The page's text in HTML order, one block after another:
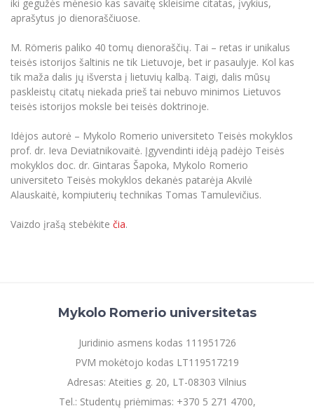
Universiteto teatras
Novikas)
MRU merginų choras
Neformaliuoju ir (ar) savišvietos būdu įgytų
kompetencijų vertinimas ir pripažinimas
Studijų organizavimas
Erasmus+ mobilumas praktikoms (SMP)
Partnerystės
Vilniaus Karaliaus Sedžiongo institutas
Frankofoniškų šalių studijų centras
Emocinė gerovė
Mokslo laboratorijos
Žmogaus, aplinkos ir technologijų (HET)
Doktorantūra
Projektai
Akademinė leidyba
Mokymų LAB
Mokslo naujienos
Kasmetiniai mokslo renginiai
Veiklos dokumentai
Akademinė etika
Darbas MRU
Universiteto simbolika
Atributika
Naujienos
Tarptautiškumas
Studentams
Partnerystės
Vilniaus Karaliaus Sedžiongo institutas
Frankofoniškų šalių studijų centras
Azijos centras
Vilniaus Karaliaus Sedžiongo institutas
Frankofoniškų šalių studijų centras
Darnus vystymasis
Viešai skelbiama informacija
Parama Ukrainai
Civilinė sauga
Korupcijos prevencija
Sūduvos akademija
Bakalauro studijos
Magistrantūros studijos
Vadovų MBA
Švietimo ir kultūros vadovų MPA
Papildomosios studijos
Pedagogų rengimas
Doktorantūros studijos
Profesinės bakalauro studijos
Privačių interesų deklaravimas
Studijų tvarkaraštis
Darbuotojų elektroninis paštas
Daugiafaktorinė autentifikacija universiteto
darbuotojams (MFA)
Mokslininkų profiliai "CRIS"
iki gegužės mėnesio kas savaitę skleisime citatas, įvykius,
aprašytus jo dienoraščiuose.
M. Römeris paliko 40 tomų dienoraščių. Tai – retas ir unikalus
teisės istorijos šaltinis ne tik Lietuvoje, bet ir pasaulyje. Kol kas
tik maža dalis jų išversta į lietuvių kalbą. Taigi, dalis mūsų
paskleistų citatų niekada prieš tai nebuvo minimos Lietuvos
teisės istorijos moksle bei teisės doktrinoje.
Idėjos autorė – Mykolo Romerio universiteto Teisės mokyklos
prof. dr. Ieva Deviatnikovaitė. Įgyvendinti idėją padėjo Teisės
mokyklos doc. dr. Gintaras Šapoka, Mykolo Romerio
universiteto Teisės mokyklos dekanės patarėja Akvilė
Alauskaitė, kompiuterių technikas Tomas Tamulevičius.
Vaizdo įrašą stebėkite čia.
Mykolo Romerio universitetas
Juridinio asmens kodas 111951726
PVM mokėtojo kodas LT119517219
Adresas: Ateities g. 20, LT-08303 Vilnius
Tel.: Studentų priėmimas: +370 5 271 4700,